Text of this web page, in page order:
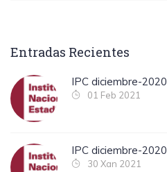
Entradas Recientes
IPC diciembre-2020
01 Feb 2021
IPC diciembre-2020
30 Xan 2021